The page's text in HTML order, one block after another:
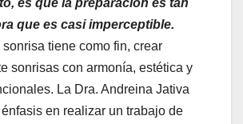
que es casi imperceptible.
tiene como fin, crear
sonrisas con armonía, estética y
La Dra. Andreina Jativa
en realizar un trabajo de